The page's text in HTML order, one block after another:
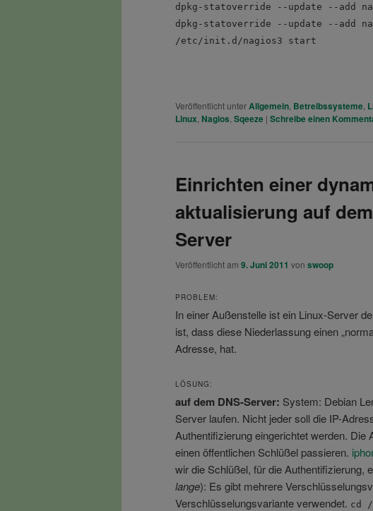
dpkg-statoverride --update --add
dpkg-statoverride --update --add
/etc/init.d/nagios3 start
Veröffentlicht unter Allgemein Betreibssysteme
Linux Nagios Sqeeze | Schreibe einen
Einrichten einer
aktualisierung auf
Server
Veröffentlicht am 9. Juni 2011 von swoop
PROBLEM:
In einer Außenstelle ist ein Linux-Server
ist, dass diese Niederlassung einen
Adresse, hat.
LÖSUNG:
auf dem DNS-Server: System: Debian
Server laufen. Nicht jeder soll die IP-
Authentifizierung eingerichtet werden.
einen öffentlichen Schlüßel passieren.
wir die Schlüßel, für die Authentifizierung,
lange): Es gibt mehrere
Verschlüsselungsvariante verwendet. cd /